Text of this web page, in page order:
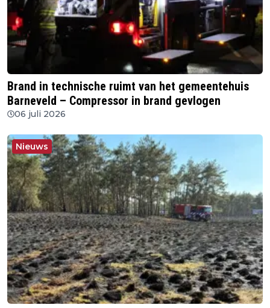
Brand in technische ruimt van het gemeentehuis
Barneveld – Compressor in brand gevlogen
06 juli 2026
Nieuws